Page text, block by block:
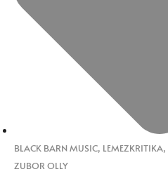
BLACK BARN MUSIC, LEMEZKRITIKA,
ZUBOR OLLY